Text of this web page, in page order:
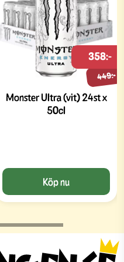
Monster Ultra (vit) 24st x
50cl
449:-
358:-
Köp nu